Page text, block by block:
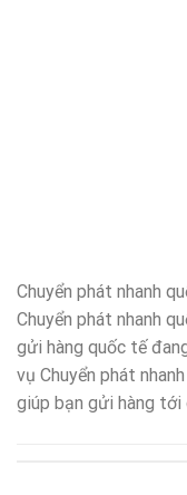
Chuyển phát nhanh
Chuyển phát nhanh
gửi hàng quốc tế
vụ Chuyển phát
giúp bạn gửi hàng tới